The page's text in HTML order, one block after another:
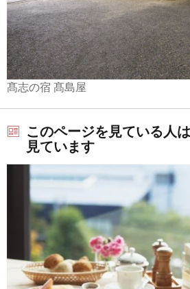
髙志の宿 髙島屋
このページを見ている人
見ています